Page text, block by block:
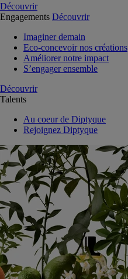
Découvrir
Engagements Découvrir
Imaginer demain
Eco-concevoir nos créations
Améliorer notre impact
S’engager ensemble
Découvrir
Talents
Au coeur de Diptyque
Rejoignez Diptyque